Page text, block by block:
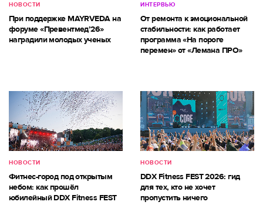
НОВОСТИ
При поддержке MAYRVEDA на
форуме «Превентмед’26»
наградили молодых ученых
ИНТЕРВЬЮ
От ремонта к эмоциональной
стабильности: как работает
программа «На пороге
перемен» от «Лемана ПРО»
НОВОСТИ
Фитнес-город под открытым
небом: как прошёл
юбилейный DDX Fitness FEST
НОВОСТИ
DDX Fitness FEST 2026: гид
для тех, кто не хочет
пропустить ничего